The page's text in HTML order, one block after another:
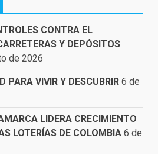
CONTRA EL
Y DEPÓSITOS
de 2026
PARA VIVIR Y DESCUBRIR 6 de
LIDERA CRECIMIENTO
LOTERÍAS DE COLOMBIA 6 de